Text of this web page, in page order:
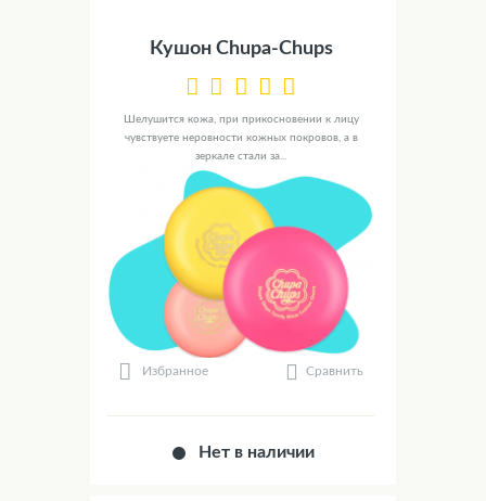
Кушон Chupa-Chups
Шелушится кожа, при прикосновении к лицу
чувствуете неровности кожных покровов, а в
зеркале стали за...
Избранное Сравнить
Нет в наличии